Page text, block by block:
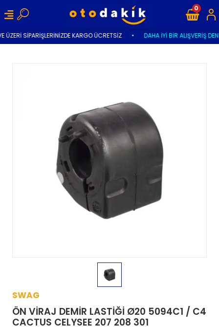
ÜZERİ SİPARİŞLERİNİZDE KARGO ÜCRETSİZ DAHA İYİ BİR ALIŞVERİŞ
0
SWAG
ÖN VİRAJ DEMİR LASTİĞİ Ø20 5094C1 / C4
CACTUS CELYSEE 207 208 301